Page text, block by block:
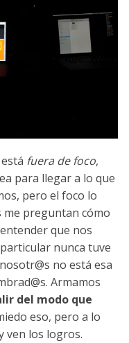
fuera de foco,
para llegar a lo que
pero el foco lo
me preguntan cómo
que nos
nunca tuve
no está esa
Armamos
del modo que
eso, pero a lo
ven los logros.